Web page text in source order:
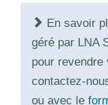
En savoir
géré par LNA
pour revendre
contactez-
ou avec le